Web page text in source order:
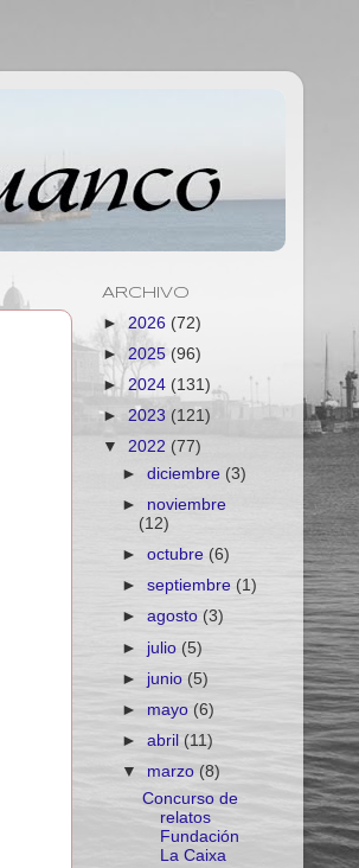
ARCHIVO
► 2026 (72)
► 2025 (96)
► 2024 (131)
► 2023 (121)
▼ 2022 (77)
►diciembre (3)
► noviembre
(12)
►octubre (6)
►septiembre(1)
►agosto (3)
► julio(5)
► junio(5)
► mayo (6)
►abril (11)
▼ marzo(8)
Concurso de
relatos
Fundación
La Caixa